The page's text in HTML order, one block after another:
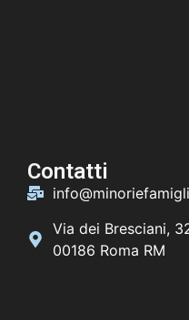
Contatti
Via dei Bresciani,
00186 Roma RM